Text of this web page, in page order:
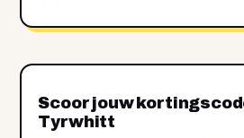
Scoor jouw
Tyrwhitt